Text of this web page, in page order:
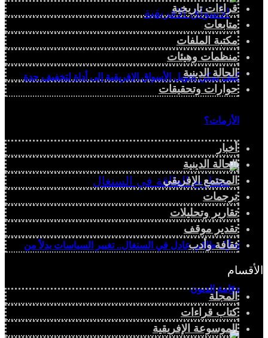
كيف يمكن تحويل الأسواق الإفريقية إلى أداة لتخفيف حدة
الأزمات؟
تحوُّل طاقي عادل في السنغال.. تغيير السياسات بدلاً من
دوّامة الديون
قراءات تاريخية
متابعات
مكتبة الملفات
منظمات وهيئات
الحالة الدينية
حوارات وتحقيقات
أخبار
الحالة الدينية
المجتمع الإفريقي
ترجمات
تقارير وتحليلات
تقدير موقف
ثقافة وأدب
الأقسام
المجلة
كتاب قراءات
الموسوعة الإفريقية